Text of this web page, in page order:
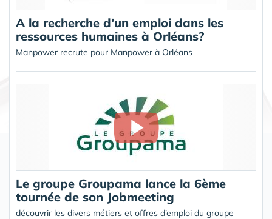
A la recherche d'un emploi dans les
ressources humaines à Orléans?
Manpower recrute pour Manpower à Orléans
Le groupe Groupama lance la 6ème
tournée de son Jobmeeting
découvrir les divers métiers et offres d’emploi du groupe